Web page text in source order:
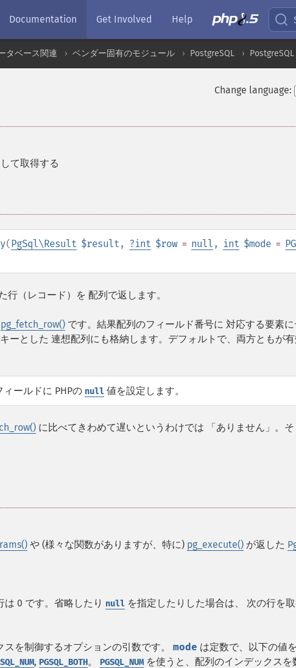
Documentation Get Involved Help
タベース関連 ベンダー固有のモジュール PostgreSQL
Change language:
て取得する
(PgSql\Result $result , ?int $row= null , int $mode =
行（レコード）を 配列で返します。
pg_fetch_row() です。結果配列のフィールド番号に 対応する要素に
ーとした 連想配列にも格納します。デフォルトで、両方ともが
ィールドに PHPの null 値を設定します。
に比べてきわめて遅いというわけでは 「ありません」。
や (様々な関数がありますが、特に) pg_execute() が返した
0 です。省略したり null を指定したりした場合は、 次の行を取
を制御するオプションの引数です。 mode は定数で、以下の値
, PGSQL_BOTH。 PGSQL_NUMを使うと、配列のインデックスを